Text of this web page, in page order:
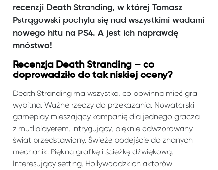
recenzji Death Stranding, w której Tomasz
Pstrągowski pochyla się nad wszystkimi wadami
nowego hitu na PS4. A jest ich naprawdę
mnóstwo!
Recenzja Death Stranding – co
doprowadziło do tak niskiej oceny?
Death Stranding ma wszystko, co powinna mieć gra
wybitna. Ważne rzeczy do przekazania. Nowatorski
gameplay mieszający kampanię dla jednego gracza
z mutliplayerem. Intrygujący, pięknie odwzorowany
świat przedstawiony. Świeże podejście do znanych
mechanik. Piękną grafikę i ścieżkę dźwiękową.
Interesujący setting. Hollywoodzkich aktorów